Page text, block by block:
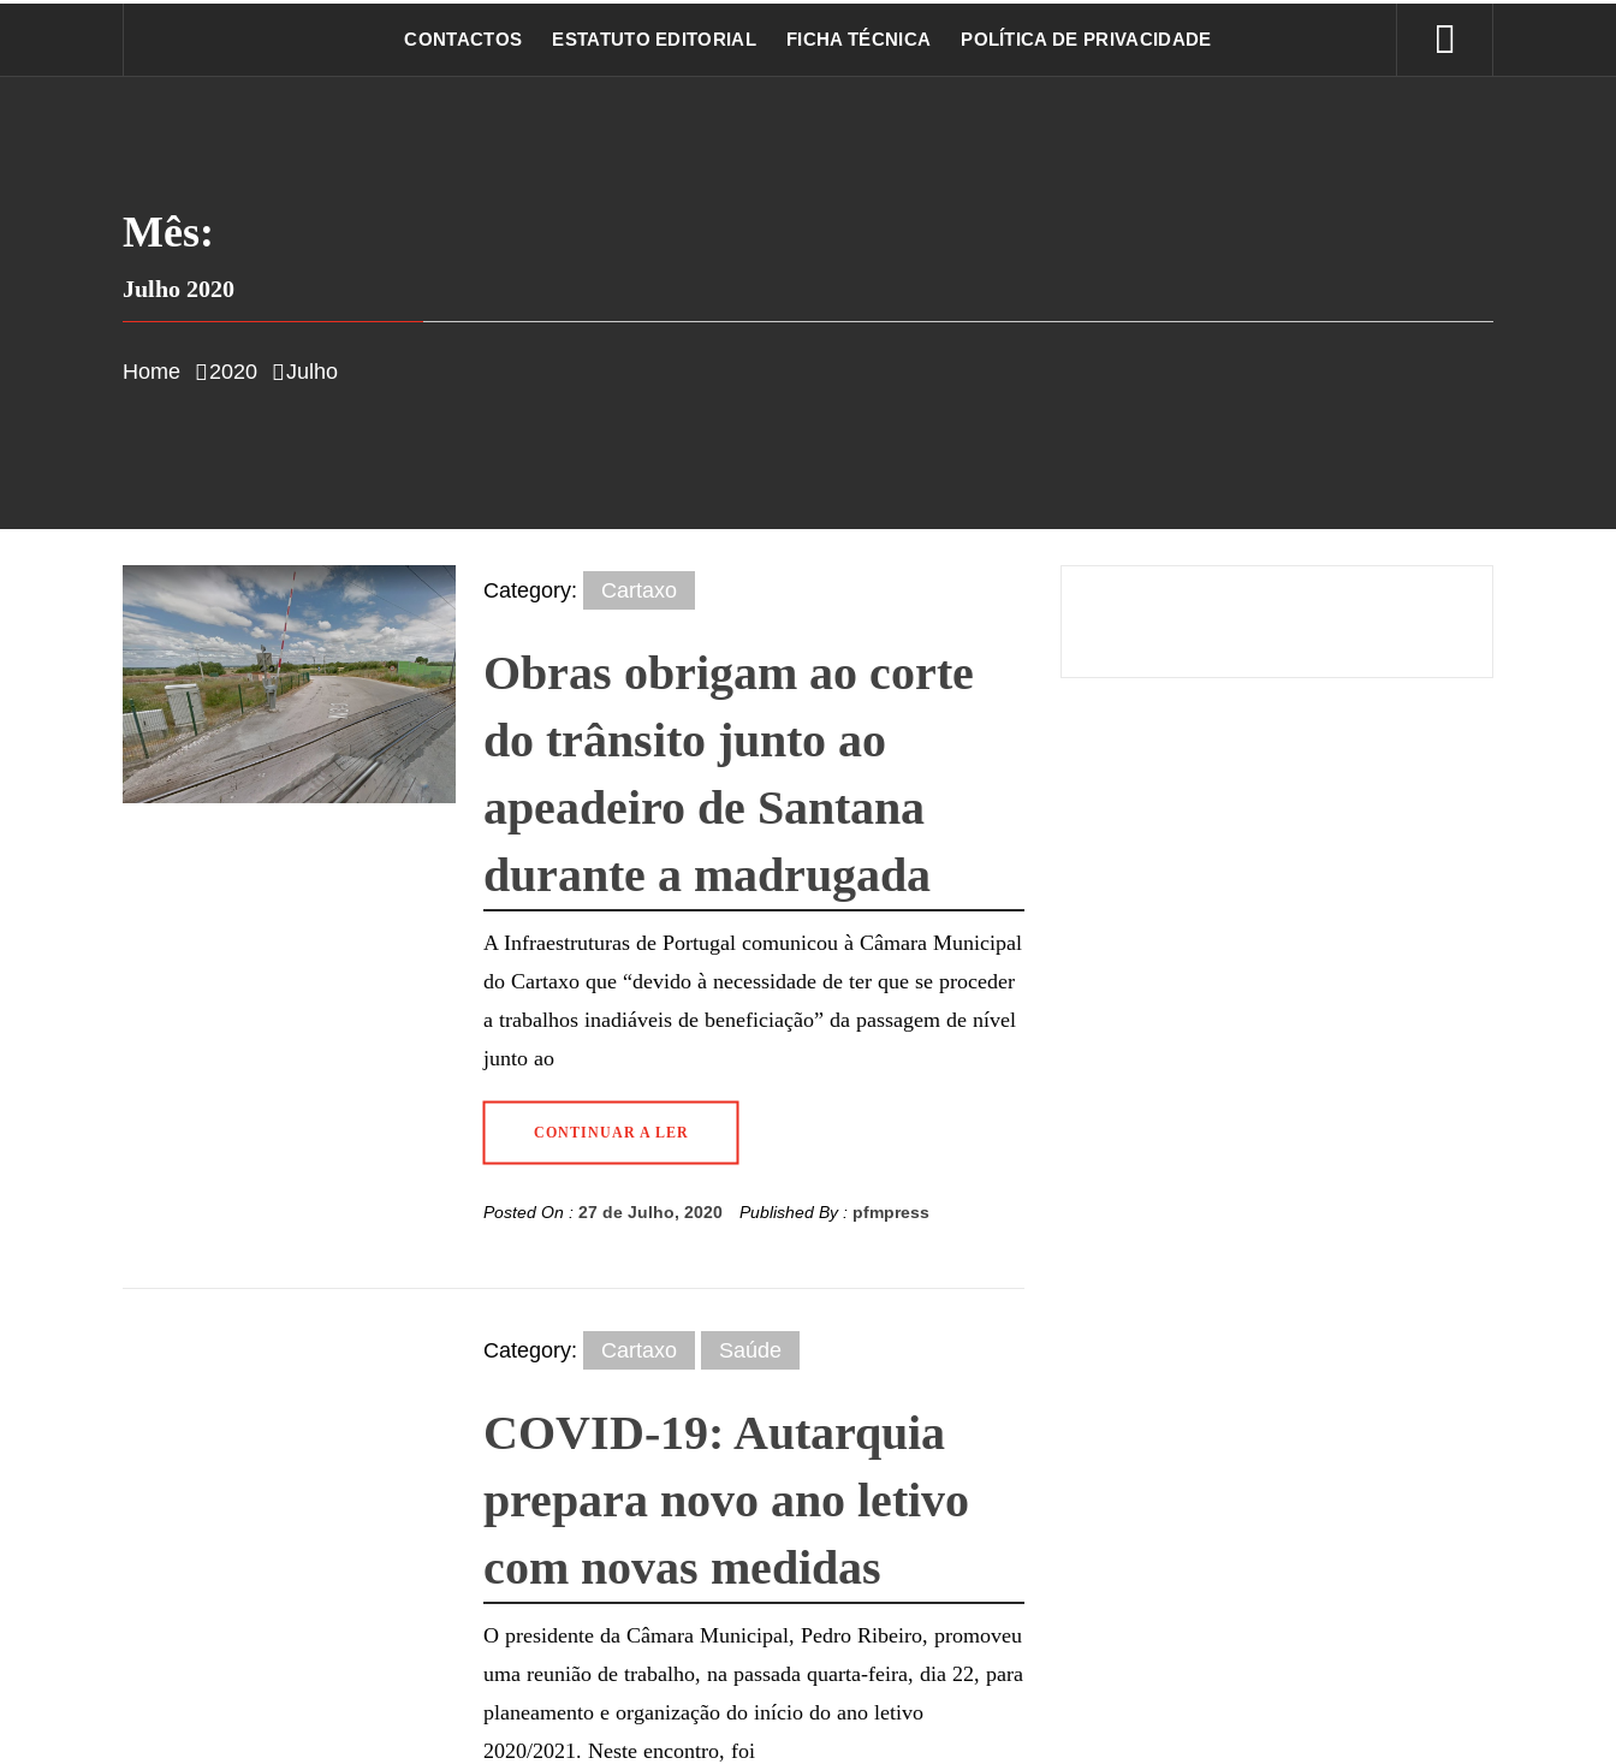
CONTACTOS ESTATUTO EDITORIAL FICHA TÉCNICA POLÍTICA DE PRIVACIDADE
Mês:
Julho 2020
Home 2020 Julho
Category: Cartaxo
Obras obrigam ao corte
do trânsito junto ao
apeadeiro de Santana
durante a madrugada
A Infraestruturas de Portugal comunicou à Câmara Municipal
do Cartaxo que “devido à necessidade de ter que se proceder
a trabalhos inadiáveis de beneficiação” da passagem de nível
junto ao
CONTINUAR A LER
Posted On : 27 de Julho, 2020 Published By : pfmpress
Category: Cartaxo Saúde
COVID-19: Autarquia
prepara novo ano letivo
com novas medidas
O presidente da Câmara Municipal, Pedro Ribeiro, promoveu
uma reunião de trabalho, na passada quarta-feira, dia 22, para
planeamento e organização do início do ano letivo
2020/2021. Neste encontro, foi